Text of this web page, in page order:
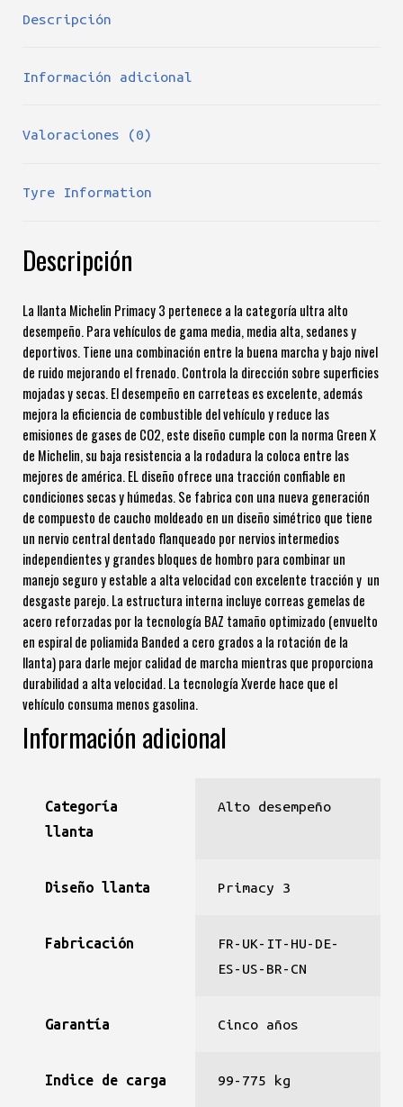
Descripción
Información adicional
Valoraciones (0)
Tyre Information
Descripción
La llanta Michelin Primacy 3 pertenece a la categoría ultra alto
desempeño. Para vehículos de gama media, media alta, sedanes y
deportivos. Tiene una combinación entre la buena marcha y bajo nivel
de ruido mejorando el frenado. Controla la dirección sobre superficies
mojadas y secas. El desempeño en carreteas es excelente, además
mejora la eficiencia de combustible del vehículo y reduce las
emisiones de gases de CO2, este diseño cumple con la norma Green X
de Michelin, su baja resistencia a la rodadura la coloca entre las
mejores de américa. EL diseño ofrece una tracción confiable en
condiciones secas y húmedas. Se fabrica con una nueva generación
de compuesto de caucho moldeado en un diseño simétrico que tiene
un nervio central dentado flanqueado por nervios intermedios
independientes y grandes bloques de hombro para combinar un
manejo seguro y estable a alta velocidad con excelente tracción y un
desgaste parejo. La estructura interna incluye correas gemelas de
acero reforzadas por la tecnología BAZ tamaño optimizado (envuelto
en espiral de poliamida Banded a cero grados a la rotación de la
llanta) para darle mejor calidad de marcha mientras que proporciona
durabilidad a alta velocidad. La tecnología Xverde hace que el
vehículo consuma menos gasolina.
Información adicional
Categoría
llanta
Alto desempeño
Diseño llanta Primacy 3
Fabricación
FR-UK-IT-HU-DE-
ES-US-BR-CN
Garantía Cinco años
Indice de carga 99-775 kg